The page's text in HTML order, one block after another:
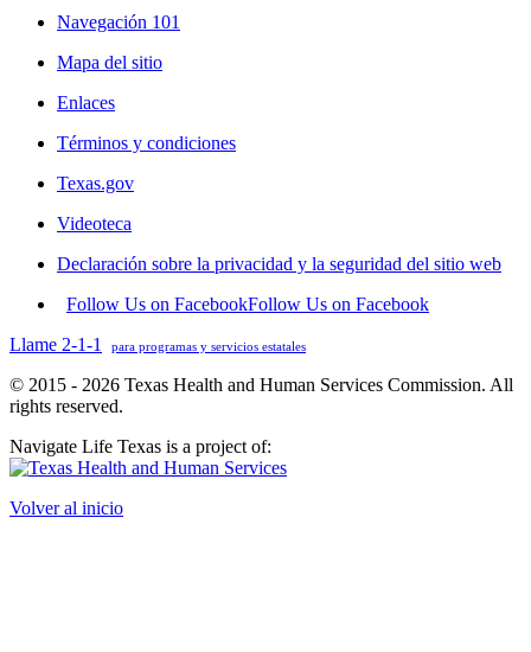
Navegación 101
Mapa del sitio
Enlaces
Términos y condiciones
Texas.gov
Videoteca
Declaración sobre la privacidad y la seguridad del sitio web
Follow Us on FacebookFollow Us on Facebook
Llame 2-1-1
para programas y servicios estatales
© 2015 - 2026 Texas Health and Human Services Commission. All
rights reserved.
Navigate Life Texas is a project of:
Volver al inicio